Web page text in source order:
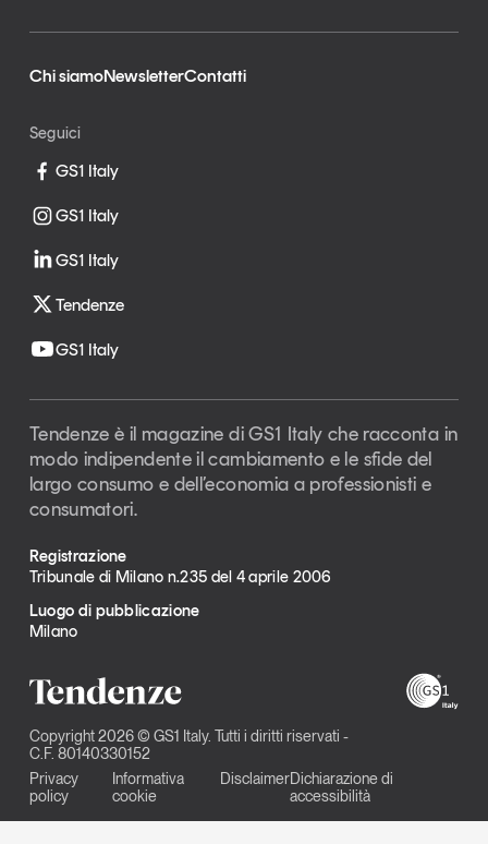
Chi siamoNewsletterContatti
Seguici
GS1 Italy
GS1 Italy
GS1 Italy
Tendenze
GS1 Italy
Tendenze è il magazine di GS1 Italy che racconta in
modo indipendente il cambiamento e le sfide del
largo consumo e dell’economia a professionisti e
consumatori.
Registrazione
Tribunale di Milano n.235 del 4 aprile 2006
Luogo di pubblicazione
Milano
Copyright 2026 © GS1 Italy. Tutti i diritti riservati -
C.F. 80140330152
Privacy
policy
Informativa
cookie
DisclaimerDichiarazione di
accessibilità